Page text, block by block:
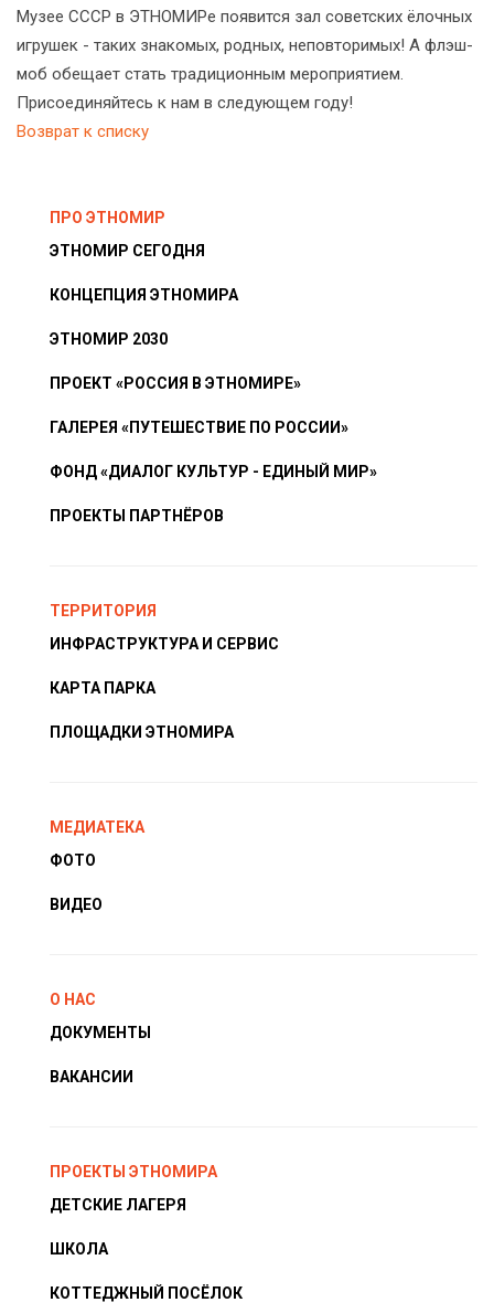
Музее СССР в ЭТНОМИРе появится зал советских ёлочных
игрушек - таких знакомых, родных, неповторимых! А флэш-
моб обещает стать традиционным мероприятием.
Присоединяйтесь к нам в следующем году!
Возврат к списку
ПРО ЭТНОМИР
ЭТНОМИР СЕГОДНЯ
КОНЦЕПЦИЯ ЭТНОМИРА
ЭТНОМИР 2030
ПРОЕКТ «РОССИЯ В ЭТНОМИРЕ»
ГАЛЕРЕЯ «ПУТЕШЕСТВИЕ ПО РОССИИ»
ФОНД «ДИАЛОГ КУЛЬТУР - ЕДИНЫЙ МИР»
ПРОЕКТЫ ПАРТНЁРОВ
ТЕРРИТОРИЯ
ИНФРАСТРУКТУРА И СЕРВИС
КАРТА ПАРКА
ПЛОЩАДКИ ЭТНОМИРА
МЕДИАТЕКА
ФОТО
ВИДЕО
О НАС
ДОКУМЕНТЫ
ВАКАНСИИ
ПРОЕКТЫ ЭТНОМИРА
ДЕТСКИЕ ЛАГЕРЯ
ШКОЛА
КОТТЕДЖНЫЙ ПОСЁЛОК